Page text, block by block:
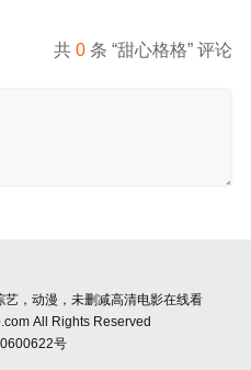
共0 条 “甜心格格” 评论
，动漫，未删减高清电影在线看
All Rights Reserved
号